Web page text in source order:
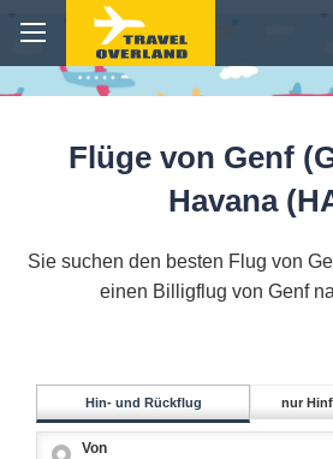
Flüge von Genf
Havana
Sie suchen den besten Flug von
einen Billigflug von Genf
Hin- und Rückflug nur
Von